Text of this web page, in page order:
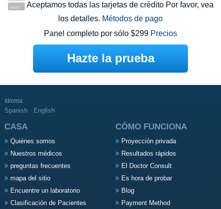
Aceptamos todas las tarjetas de crédito Por favor, vea
los detalles. Métodos de pago
Panel completo por sólo $299 Precios
Hazte la prueba
Idioma
Spanish English
CASA
Quiénes somos
Nuestros médicos
preguntas frecuentes
mapa del sitio
Encuentre un laboratorio
Clasificación de Pacientes
CÓMO FUNCIONA
Proyección privada
Resultados rápidos
El Doctor Consult
Es hora de probar
Blog
Payment Method